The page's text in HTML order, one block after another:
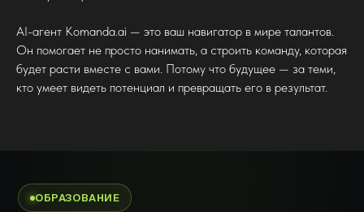
AI-агент Komanda.ai — это ваш навигатор в мире талантов.
Он помогает не просто нанимать, а строить команду, которая
будет расти вместе с вами. Потому что будущее — за теми,
кто умеет видеть потенциал и превращать его в результат.
ОБРАЗОВАНИЕ